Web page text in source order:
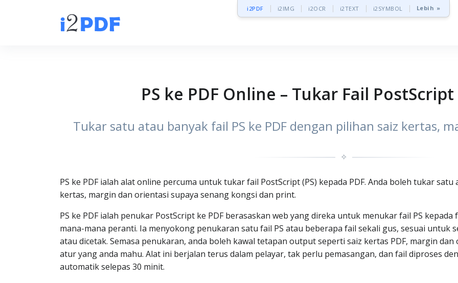
i2PDF i2IMG i2OCR i2TEXT i2SYMBOL Lebih »
PS ke PDF Online – Tukar Fail PostScript
Tukar satu atau banyak fail PS ke PDF dengan pilihan saiz kertas,
✧
PS ke PDF ialah alat online percuma untuk tukar fail PostScript (PS) kepada PDF. Anda boleh tukar
kertas, margin dan orientasi supaya senang kongsi dan print.
PS ke PDF ialah penukar PostScript ke PDF berasaskan web yang direka untuk menukar fail PS
mana-mana peranti. Ia menyokong penukaran satu fail PS atau beberapa fail sekali gus, sesuai untuk
atau dicetak. Semasa penukaran, anda boleh kawal tetapan output seperti saiz kertas PDF, margin
atur yang anda mahu. Alat ini berjalan terus dalam pelayar, tak perlu pemasangan, dan fail diproses
automatik selepas 30 minit.